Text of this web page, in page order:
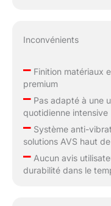
Inconvénients
–Finition matériaux
premium
–Pas adapté à une
quotidienne intensive
–Système anti-
solutions AVS haut
–Aucun avis
durabilité dans le